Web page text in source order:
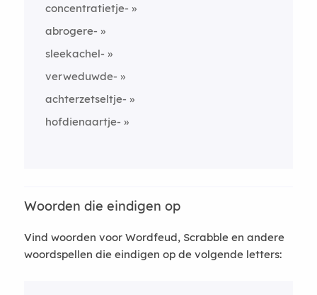
concentratietje-
abrogere-
sleekachel-
verweduwde-
achterzetseltje-
hofdienaartje-
Woorden die eindigen op
Vind woorden voor Wordfeud, Scrabble en andere
woordspellen die eindigen op de volgende letters: